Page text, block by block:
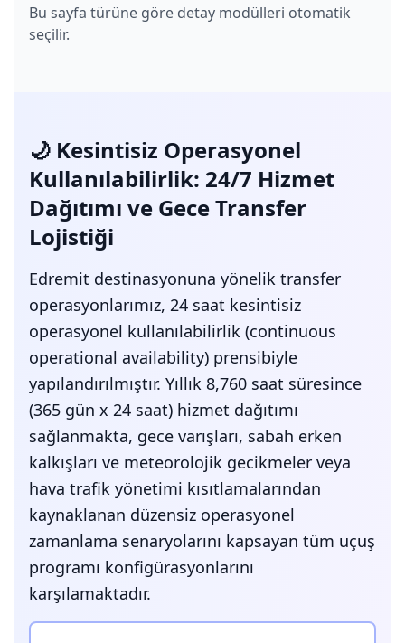
Bu sayfa türüne göre detay modülleri otomatik
seçilir.
🌙 Kesintisiz Operasyonel
Kullanılabilirlik: 24/7 Hizmet
Dağıtımı ve Gece Transfer
Lojistiği
Edremit destinasyonuna yönelik transfer
operasyonlarımız, 24 saat kesintisiz
operasyonel kullanılabilirlik (continuous
operational availability) prensibiyle
yapılandırılmıştır. Yıllık 8,760 saat süresince
(365 gün x 24 saat) hizmet dağıtımı
sağlanmakta, gece varışları, sabah erken
kalkışları ve meteorolojik gecikmeler veya
hava trafik yönetimi kısıtlamalarından
kaynaklanan düzensiz operasyonel
zamanlama senaryolarını kapsayan tüm uçuş
programı konfigürasyonlarını
karşılamaktadır.